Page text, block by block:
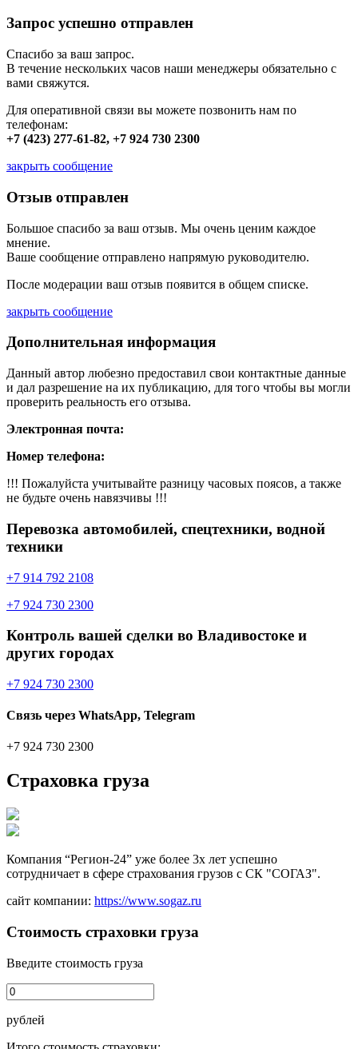
Запрос успешно отправлен
Спасибо за ваш запрос.
В течение нескольких часов наши менеджеры обязательно с
вами свяжутся.
Для оперативной связи вы можете позвонить нам по
телефонам:
+7 (423) 277-61-82, +7 924 730 2300
закрыть сообщение
Отзыв отправлен
Большое спасибо за ваш отзыв. Мы очень ценим каждое
мнение.
Ваше сообщение отправлено напрямую руководителю.
После модерации ваш отзыв появится в общем списке.
закрыть сообщение
Дополнительная информация
Данный автор любезно предоставил свои контактные данные
и дал разрешение на их публикацию, для того чтобы вы могли
проверить реальность его отзыва.
Электронная почта:
Номер телефона:
!!! Пожалуйста учитывайте разницу часовых поясов, а также
не будьте очень навязчивы !!!
Перевозка автомобилей, спецтехники, водной
техники
+7 914 792 2108
+7 924 730 2300
Контроль вашей сделки во Владивостоке и
других городах
+7 924 730 2300
Связь через WhatsApp, Telegram
+7 924 730 2300
Страховка груза
Компания “Регион-24” уже более 3х лет успешно
сотрудничает в сфере страхования грузов с СК "СОГАЗ".
сайт компании: https://www.sogaz.ru
Стоимость страховки груза
Введите стоимость груза
рублей